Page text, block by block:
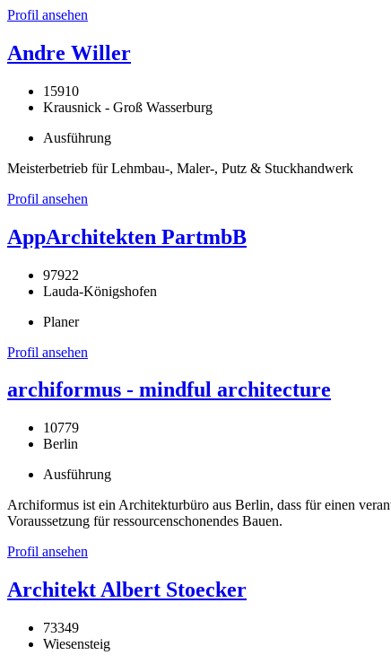
Profil ansehen
Andre Willer
15910
Krausnick - Groß Wasserburg
Ausführung
Meisterbetrieb für Lehmbau-, Maler-, Putz & Stuckhandwerk
Profil ansehen
AppArchitekten PartmbB
97922
Lauda-Königshofen
Planer
Profil ansehen
archiformus - mindful architecture
10779
Berlin
Ausführung
Archiformus ist ein Architekturbüro aus Berlin, dass für einen
Voraussetzung für ressourcenschonendes Bauen.
Profil ansehen
Architekt Albert Stoecker
73349
Wiesensteig